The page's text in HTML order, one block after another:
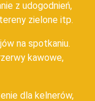
z udogodnień,
zielone itp.
na spotkaniu.
kawowe,
dla kelnerów,